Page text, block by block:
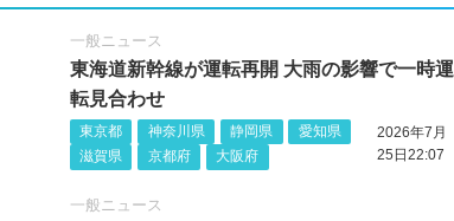
一般ニュース
東海道新幹線が運転再開 大雨の影響で一時運
転見合わせ
東京都 神奈川県 静岡県
愛知県
滋賀県
京都府 大阪府
2026年7月
25日22:07
一般ニュース